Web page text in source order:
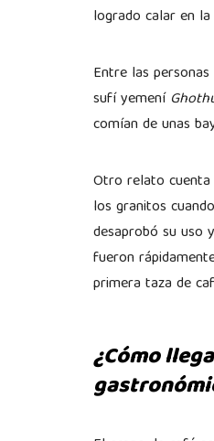
logrado calar en
Entre las
sufí yemení
comían de unas
Otro relato
los granitos
desaprobó su uso
fueron
primera taza de
¿Cómo